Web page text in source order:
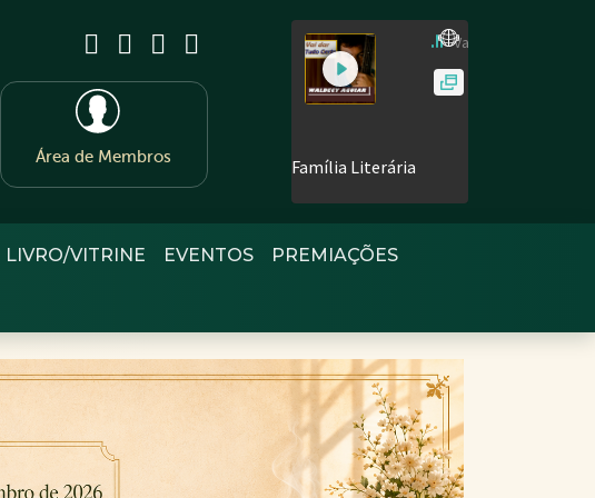
Área de Membros
LIVRO/VITRINE EVENTOS PREMIAÇÕES